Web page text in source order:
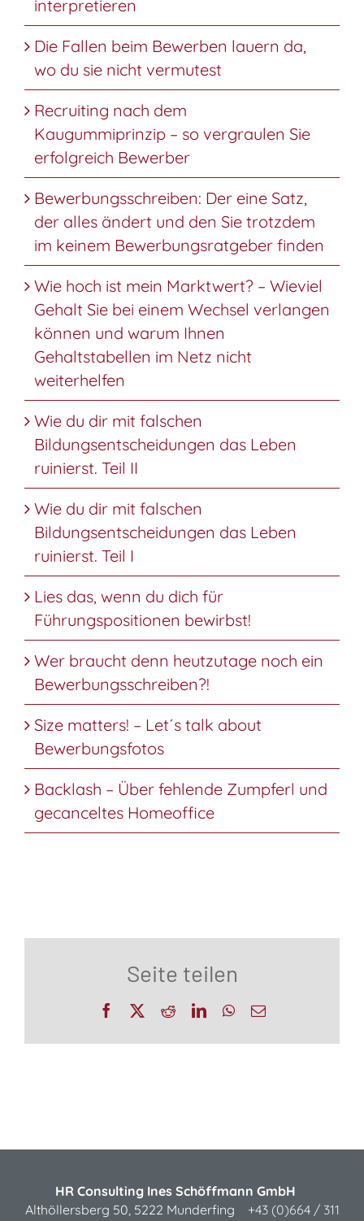
interpretieren
Die Fallen beim Bewerben lauern da,
wo du sie nicht vermutest
Recruiting nach dem
Kaugummiprinzip – so vergraulen Sie
erfolgreich Bewerber
Bewerbungsschreiben: Der eine Satz,
der alles ändert und den Sie trotzdem
im keinem Bewerbungsratgeber finden
Wie hoch ist mein Marktwert? – Wieviel
Gehalt Sie bei einem Wechsel verlangen
können und warum Ihnen
Gehaltstabellen im Netz nicht
weiterhelfen
Wie du dir mit falschen
Bildungsentscheidungen das Leben
ruinierst. Teil II
Wie du dir mit falschen
Bildungsentscheidungen das Leben
ruinierst. Teil I
Lies das, wenn du dich für
Führungspositionen bewirbst!
Wer braucht denn heutzutage noch ein
Bewerbungsschreiben?!
Size matters! – Let´s talk about
Bewerbungsfotos
Backlash – Über fehlende Zumpferl und
gecanceltes Homeoffice
Seite teilen
Facebook
X RedditLinkedInWhatsApp
E-
HR Consulting Ines Schöffmann GmbH
Althöllersberg 50, 5222 Munderfing +43 (0)664 / 311